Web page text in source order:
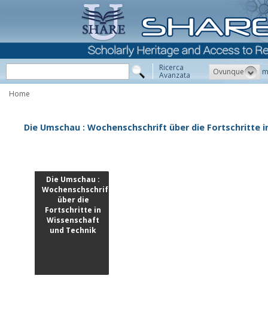
Ricerca
Avanzata Ovunque
Home
Die Umschau : Wochenschschrift über die Fortschritte
Die Umschau :
Wochenschschrift
über die
Fortschritte in
Wissenschaft
und Technik